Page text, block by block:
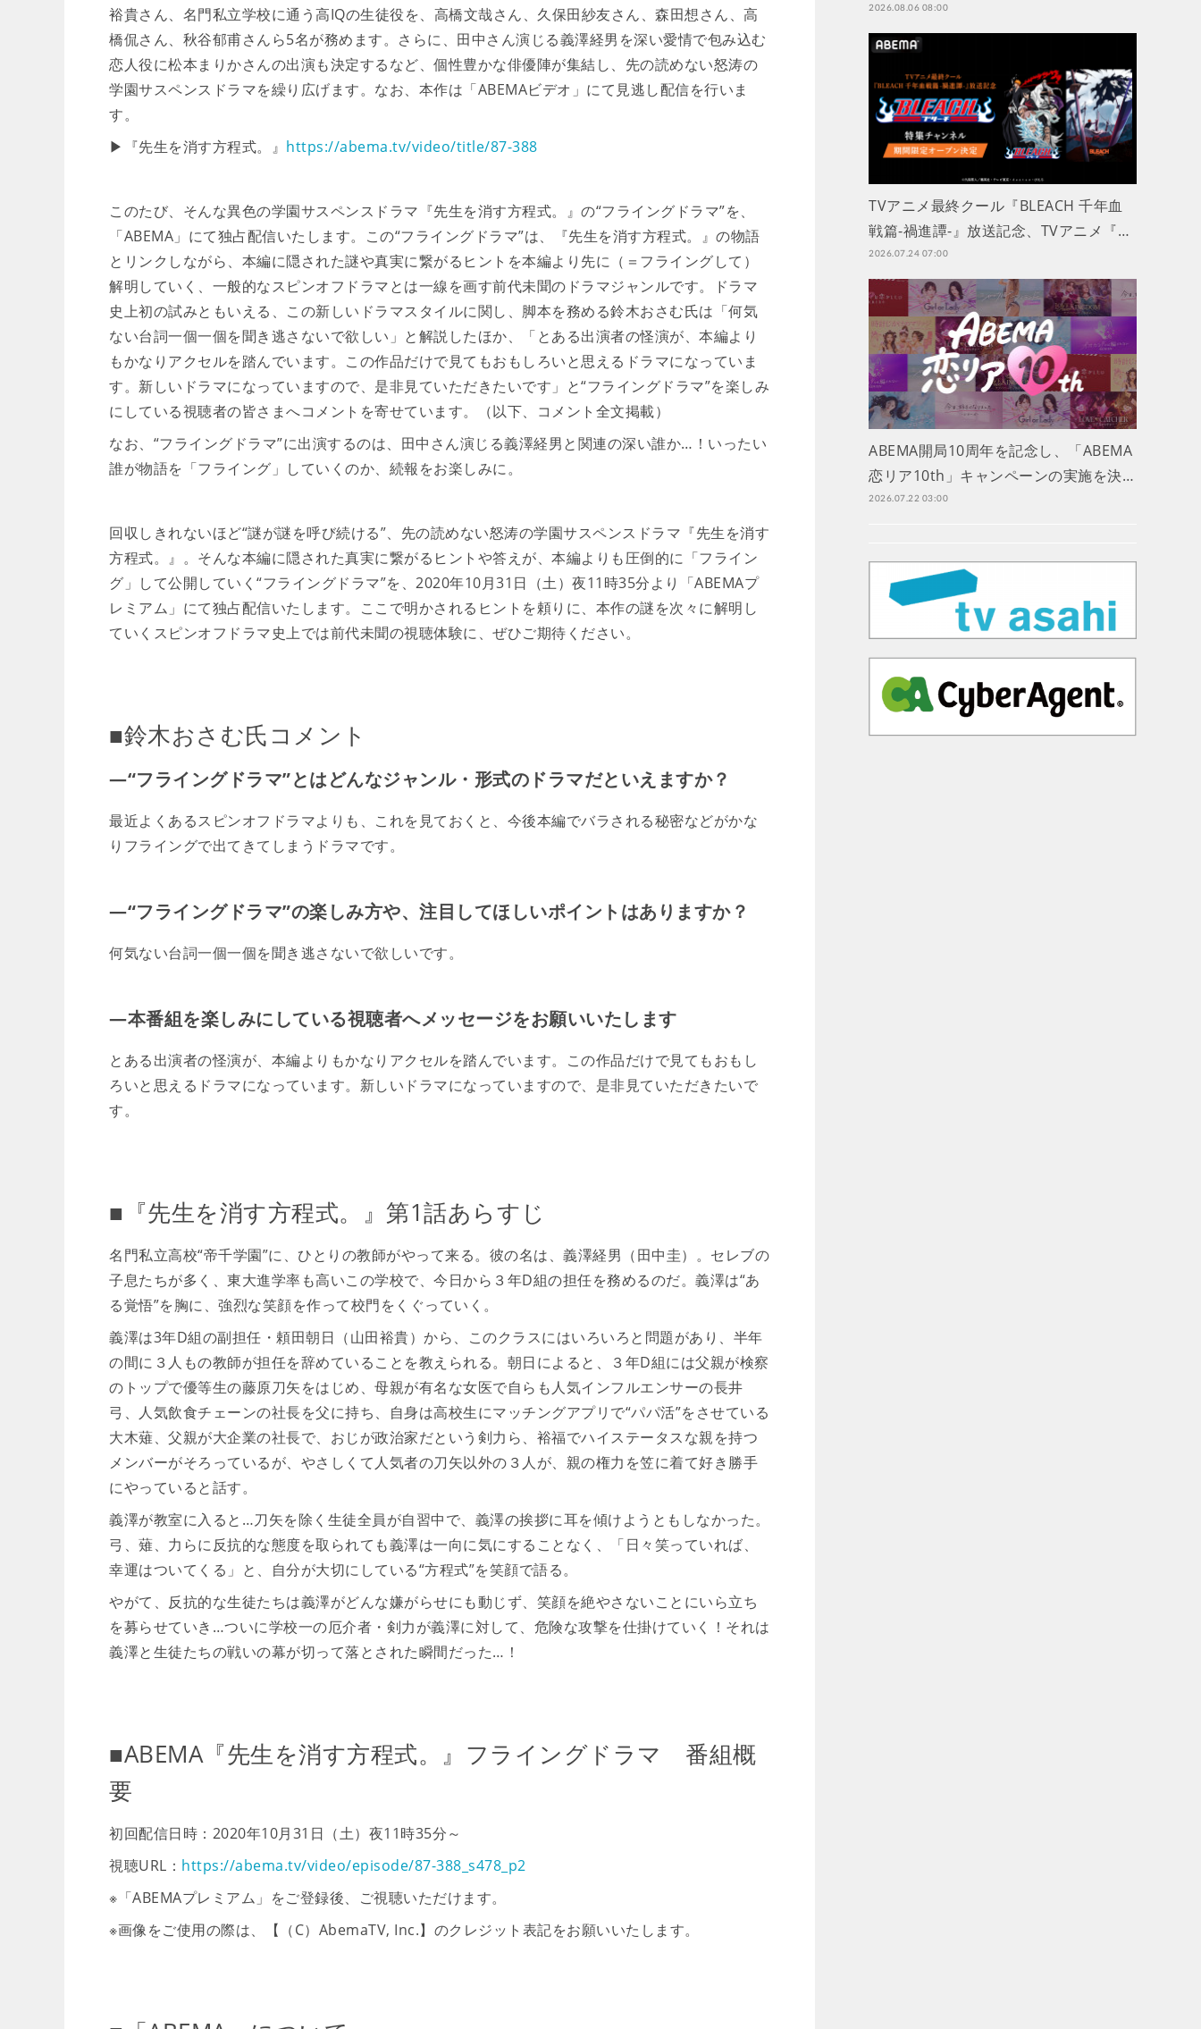
裕貴さん、名門私立学校に通う高IQの生徒役を、高橋文哉さん、久保田紗友さん、森田想さん、高
橋侃さん、秋谷郁甫さんら5名が務めます。さらに、田中さん演じる義澤経男を深い愛情で包み込む
恋人役に松本まりかさんの出演も決定するなど、個性豊かな俳優陣が集結し、先の読めない怒涛の
学園サスペンスドラマを繰り広げます。なお、本作は「ABEMAビデオ」にて見逃し配信を行いま
す。
▶『先生を消す方程式。』 https://abema.tv/video/title/87-388
このたび、そんな異色の学園サスペンスドラマ『先生を消す方程式。』の“フライングドラマ”を、
「ABEMA」にて独占配信いたします。この“フライングドラマ”は、『先生を消す方程式。』の物語
とリンクしながら、本編に隠された謎や真実に繋がるヒントを本編より先に（＝フライングして）
解明していく、一般的なスピンオフドラマとは一線を画す前代未聞のドラマジャンルです。ドラマ
史上初の試みともいえる、この新しいドラマスタイルに関し、脚本を務める鈴木おさむ氏は「何気
ない台詞一個一個を聞き逃さないで欲しい」と解説したほか、「とある出演者の怪演が、本編より
もかなりアクセルを踏んでいます。この作品だけで見てもおもしろいと思えるドラマになっていま
す。新しいドラマになっていますので、是非見ていただきたいです」と“フライングドラマ”を楽しみ
にしている視聴者の皆さまへコメントを寄せています。（以下、コメント全文掲載）
なお、“フライングドラマ”に出演するのは、田中さん演じる義澤経男と関連の深い誰か…！いったい
誰が物語を「フライング」していくのか、続報をお楽しみに。
回収しきれないほど“謎が謎を呼び続ける”、先の読めない怒涛の学園サスペンスドラマ『先生を消す
方程式。』。そんな本編に隠された真実に繋がるヒントや答えが、本編よりも圧倒的に「フライン
グ」して公開していく“フライングドラマ”を、2020年10月31日（土）夜11時35分より「ABEMAプ
レミアム」にて独占配信いたします。ここで明かされるヒントを頼りに、本作の謎を次々に解明し
ていくスピンオフドラマ史上では前代未聞の視聴体験に、ぜひご期待ください。
■鈴木おさむ氏コメント
―“フライングドラマ”とはどんなジャンル・形式のドラマだといえますか？
最近よくあるスピンオフドラマよりも、これを見ておくと、今後本編でバラされる秘密などがかな
りフライングで出てきてしまうドラマです。
―“フライングドラマ”の楽しみ方や、注目してほしいポイントはありますか？
何気ない台詞一個一個を聞き逃さないで欲しいです。
―本番組を楽しみにしている視聴者へメッセージをお願いいたします
とある出演者の怪演が、本編よりもかなりアクセルを踏んでいます。この作品だけで見てもおもし
ろいと思えるドラマになっています。新しいドラマになっていますので、是非見ていただきたいで
す。
■『先生を消す方程式。』第1話あらすじ
名門私立高校“帝千学園”に、ひとりの教師がやって来る。彼の名は、義澤経男（田中圭）。セレブの
子息たちが多く、東大進学率も高いこの学校で、今日から３年D組の担任を務めるのだ。義澤は“あ
る覚悟”を胸に、強烈な笑顔を作って校門をくぐっていく。
義澤は3年D組の副担任・頼田朝日（山田裕貴）から、このクラスにはいろいろと問題があり、半年
の間に３人もの教師が担任を辞めていることを教えられる。朝日によると、３年D組には父親が検察
のトップで優等生の藤原刀矢をはじめ、母親が有名な女医で自らも人気インフルエンサーの長井
弓、人気飲食チェーンの社長を父に持ち、自身は高校生にマッチングアプリで“パパ活”をさせている
大木薙、父親が大企業の社長で、おじが政治家だという剣力ら、裕福でハイステータスな親を持つ
メンバーがそろっているが、やさしくて人気者の刀矢以外の３人が、親の権力を笠に着て好き勝手
にやっていると話す。
義澤が教室に入ると…刀矢を除く生徒全員が自習中で、義澤の挨拶に耳を傾けようともしなかった。
弓、薙、力らに反抗的な態度を取られても義澤は一向に気にすることなく、「日々笑っていれば、
幸運はついてくる」と、自分が大切にしている“方程式”を笑顔で語る。
やがて、反抗的な生徒たちは義澤がどんな嫌がらせにも動じず、笑顔を絶やさないことにいら立ち
を募らせていき…ついに学校一の厄介者・剣力が義澤に対して、危険な攻撃を仕掛けていく！それは
義澤と生徒たちの戦いの幕が切って落とされた瞬間だった…！
■ABEMA『先生を消す方程式。』フライングドラマ 番組概
要
初回配信日時：2020年10月31日（土）夜11時35分～
視聴URL： https://abema.tv/video/episode/87-388_s478_p2
※「ABEMAプレミアム」をご登録後、ご視聴いただけます。
※画像をご使用の際は、【（C）AbemaTV, Inc.】のクレジット表記をお願いいたします。
2026.08.06 08:00
TVアニメ最終クール『BLEACH 千年血
戦篇-禍進譚-』放送記念、TVアニメ『…
2026.07.24 07:00
ABEMA開局10周年を記念し、「ABEMA
恋リア10th」キャンペーンの実施を決…
2026.07.22 03:00